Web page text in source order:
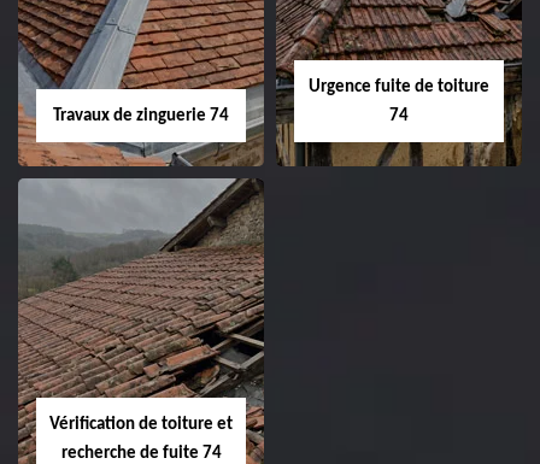
Travaux de zinguerie 74
Urgence fuite de toiture
74
Vérification de toiture et
recherche de fuite 74